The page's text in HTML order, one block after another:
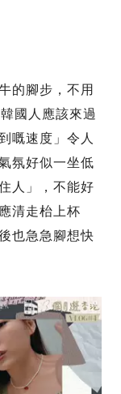
的腳步，不用
國人應該來過
嘅速度」令人
氛好似一坐低
人」，不能好
清走枱上杯
也急急腳想快